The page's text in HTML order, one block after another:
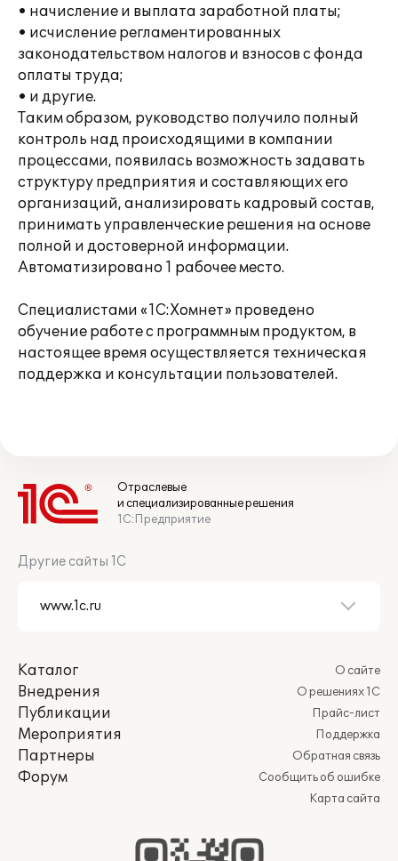
• начисление и выплата заработной платы;
• исчисление регламентированных
законодательством налогов и взносов с фонда
оплаты труда;
• и другие.
Таким образом, руководство получило полный
контроль над происходящими в компании
процессами, появилась возможность задавать
структуру предприятия и составляющих его
организаций, анализировать кадровый состав,
принимать управленческие решения на основе
полной и достоверной информации.
Автоматизировано 1 рабочее место.
Специалистами «1С:Хомнет» проведено
обучение работе с программным продуктом, в
настоящее время осуществляется техническая
поддержка и консультации пользователей.
Отраслевые
и специализированные решения
1С:Предприятие
Другие сайты 1С
Каталог
Внедрения
Публикации
Мероприятия
Партнеры
Форум
О сайте
О решениях 1С
Прайс-лист
Поддержка
Обратная связь
Сообщить об ошибке
Карта сайта